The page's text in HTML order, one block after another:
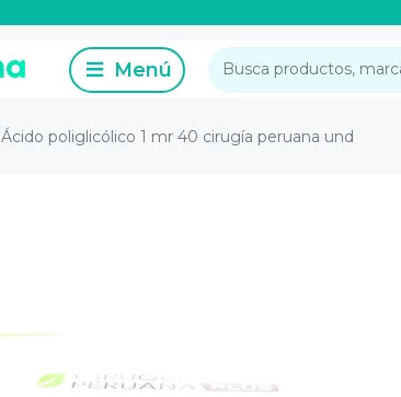
Ácido poliglicólico 1 mr 40 cirugía peruana und